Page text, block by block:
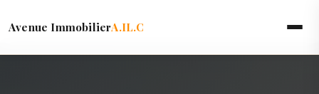
Avenue ImmobilierA.IL.C